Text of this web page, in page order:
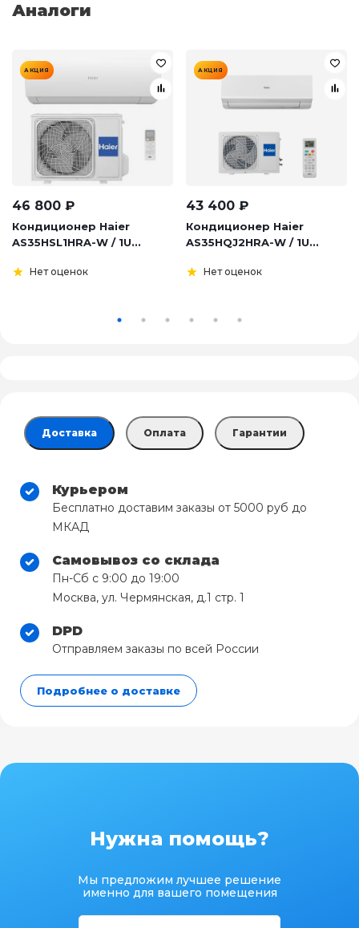
Аналоги
АКЦИЯ
46 800 ₽
Кондиционер Haier
AS35HSL1HRA-W / 1U...
Нет оценок
АКЦИЯ
43 400 ₽
Кондиционер Haier
AS35HQJ2HRA-W / 1U...
Нет оценок
Доставка Оплата Гарантии
Курьером
Бесплатно доставим заказы от 5000 руб до
МКАД
Самовывоз со склада
Пн-Сб с 9:00 до 19:00
Москва, ул. Чермянская, д.1 стр. 1
DPD
Отправляем заказы по всей России
Подробнее о доставке
Нужна помощь?
Мы предложим лучшее решение
именно для вашего помещения